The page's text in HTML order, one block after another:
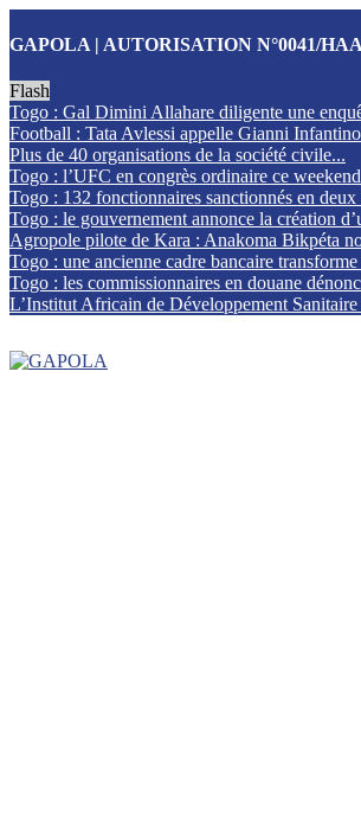
GAPOLA | AUTORISATION N°0041/
Flash
Togo : Gal Dimini Allahare diligente une
Football : Tata Avlessi appelle Gianni
Plus de 40 organisations de la société civile...
Togo : l’UFC en congrès ordinaire ce
Togo : 132 fonctionnaires sanctionnés en deux
Togo : le gouvernement annonce la création
Agropole pilote de Kara : Anakoma Bikpéta
Togo : une ancienne cadre bancaire
Togo : les commissionnaires en douane
L’Institut Africain de Développement